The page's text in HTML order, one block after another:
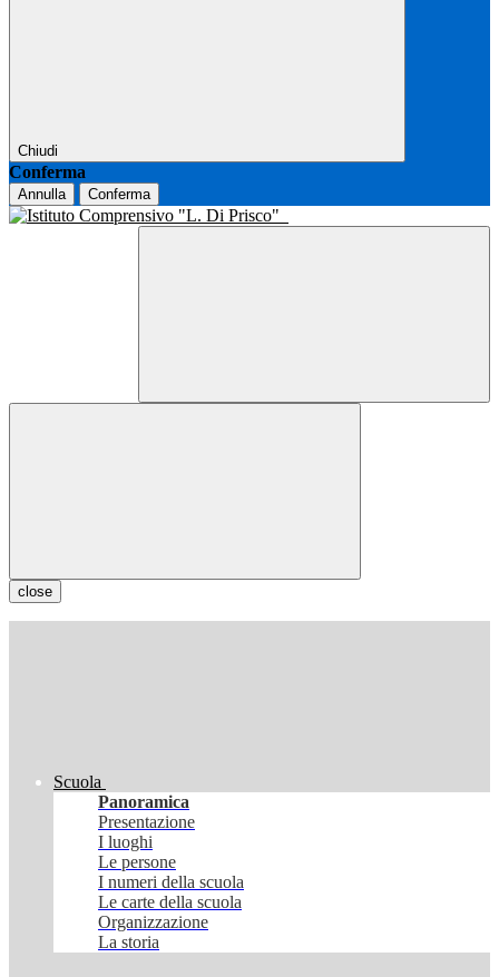
Chiudi
Conferma
Annulla Conferma
close
Scuola
Panoramica
Presentazione
I luoghi
Le persone
I numeri della scuola
Le carte della scuola
Organizzazione
La storia